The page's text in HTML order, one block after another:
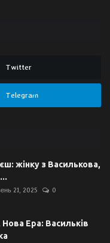
Twitter
Telegram
жінку з Василькова,
21, 2025 0
Ера: Васильків